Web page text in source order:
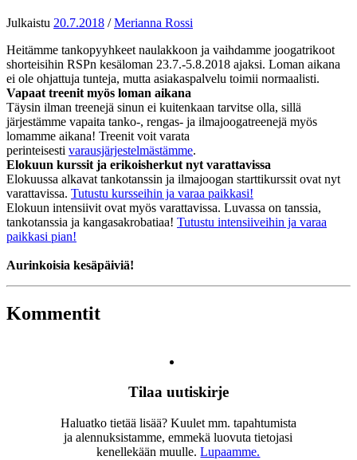
Julkaistu 20.7.2018 /Merianna Rossi
Heitämme tankopyyhkeet naulakkoon ja vaihdamme joogatrikoot
shorteisihin RSPn kesäloman 23.7.-5.8.2018 ajaksi. Loman aikana
ei ole ohjattuja tunteja, mutta asiakaspalvelu toimii normaalisti.
Vapaat treenit myös loman aikana
Täysin ilman treenejä sinun ei kuitenkaan tarvitse olla, sillä
järjestämme vapaita tanko-, rengas- ja ilmajoogatreenejä myös
lomamme aikana! Treenit voit varata
perinteisesti varausjärjestelmästämme.
Elokuun kurssit ja erikoisherkut nyt varattavissa
Elokuussa alkavat tankotanssin ja ilmajoogan starttikurssit ovat nyt
varattavissa. Tutustu kursseihin ja varaa paikkasi!
Elokuun intensiivit ovat myös varattavissa. Luvassa on tanssia,
tankotanssia ja kangasakrobatiaa! Tutustu intensiiveihin ja varaa
paikkasi pian!
Aurinkoisia kesäpäiviä!
Kommentit
Tilaa uutiskirje
Haluatko tietää lisää? Kuulet mm. tapahtumista
ja alennuksistamme, emmekä luovuta tietojasi
kenellekään muulle.Lupaamme.